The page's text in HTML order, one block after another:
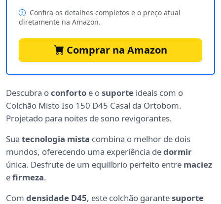
Confira os detalhes completos e o preço atual
diretamente na Amazon.
Comprar na Amazon
Descubra oconforto e osuporte ideais com o
Colchão Misto Iso 150 D45 Casal da Ortobom.
Projetado para noites de sono revigorantes.
Sua tecnologia mista combina o melhor de dois
mundos, oferecendo uma experiência dedormir
única. Desfrute de um equilíbrio perfeito entre maciez
efirmeza.
Com densidade D45, este colchão garantesuporte